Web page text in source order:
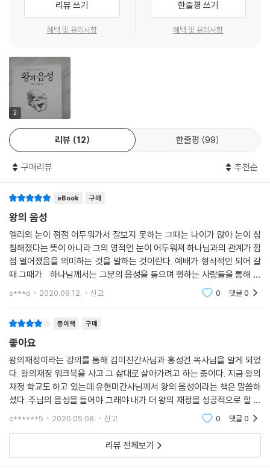
‘저자들’은 우선 하나님의 음성을 듣는다는 것은 은혜라고 말한다. 다른 사
그리스도인이라면 누구나 들을 수 있다. 하나님은 우리와 교제하시기 위해
우리를 그분의 형상대로 지으셨고, 그분의 음성을 들을 수 있는 ‘기능’을 누
구에게나 주셨기 때문이다.
하나님이 우리에게 말씀하시려는 이유는 우리에게 은혜를 베푸시기 위함
인데, 문제는 우리가 하나님 앞에서 기다리지도 않고 자기 일에 바빠 하나
님을 만나는 데 관심이 없는 것이다. 주께 귀 기울이지도 않고 주 앞에 나와
수 있겠는가? 우리에게 은혜와 긍휼을 주시려고 우리를 기다리시는 하나
기다리는 우리, 이 두 기다림이 만나면 하나님의 음성을 듣게 되며 놀라운
일이 일어난다고 저자들은 말한다.
이 책은 하나님의 음성이란 무엇인지, 하나님은 어떻게 우리에게 말씀하시
는지, 우리는 무엇을 준비해야 하는지 등등 하나님의 음성을 듣는 삶에 관
해 전반적인 내용을 담은 완벽한 영적 생활 지침서이다.
어디로 가야 할지 무엇을 해야 할지 막막한 이들에게
명확하고 세밀하게 들려오는 하나님 음성 듣기의 실재
동방박사들은 하나님의 말씀을 통해 그분의 음성을 듣고 예루살렘에서 베
들레헴으로 향했다. 그리고 중간에 실수로 잃었던 별을 보게 되어 다시 그
별의 인도함을 받는다.
아기 예수를 만났을 때 이들은 깨달은 바가 많았을 것이다. 자신들의 추측
과 짐작이 얼마나 잘못되었는지를 알았을 것이다. 별을 따라 끝까지 가지
않은 점, 왕이 난 곳이 예루살렘이 아니라 작은 마을 베들레헴인 점, 그리스
도는 유대인의 왕이 아니라 온 세상의 왕인 점 등.
리뷰 쓰기
혜택 및 유의사항
한줄평 쓰기
혜택 및 유의사항
2
리뷰 12 한줄평 99
구매리뷰 추천순
eBook 구매
왕의 음성
엘리의 눈이 점점 어두워가서 잘보지 못하는 그때는 나이가 많아 눈이 침
침해졌다는 뜻이 아니라 그의 영적인 눈이 어두워져 하나님과의 관계가 점
점 멀어졌음을 의미하는 것을 말하는 것이란다. 예배가 형식적인 되어 갈
때 그때가. 하나님께서는 그분의 음성을 들으며 행하는 사람들을 통해 방
황하고, 낙심하고, 침체에 빠진 사람들을 살 길로 이끄신다. 주님께서 우
s***o 2020.09.12. 신고 0 댓글0
종이책 구매
좋아요
왕의재정이라는 강의를 통해 김미진간사님과 홍성건 목사님을 알게 되었
다. 왕의재정 워크북을 사고 그 삶대로 살아가려고 하는 중이다. 지금 왕의
재정 학교도 하고 있는데 유현미간사님께서 왕의 음성이라는 책은 말씀하
셨다. 주님의 음성을 들어야 그래야 내가 더 왕의 재정을 성공적으로 할 수
있겠단 생각이 들었다. 주의 음성을 듣고 주의 뜻때로 살고 싶다. 주님이 말
c******5 2020.05.08. 신고 0 댓글0
리뷰 전체보기